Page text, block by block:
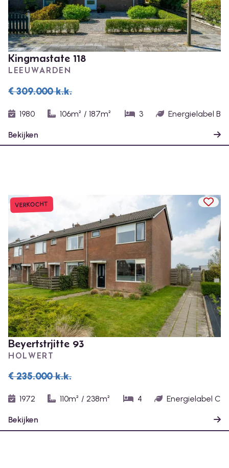
Kingmastate 118
LEEUWARDEN
€ 309.000k.k.
1980 106m² /187m² 3 Energielabel B
Bekijken
VERKOCHT
Beyertstrjitte 93
HOLWERT
€ 235.000k.k.
1972 110m² /238m² 4 Energielabel C
Bekijken